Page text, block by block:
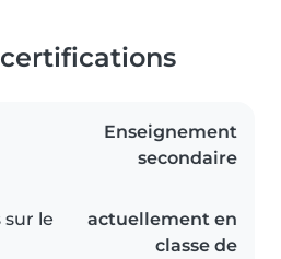
Enseignement
secondaire
le
actuellement en
classe de